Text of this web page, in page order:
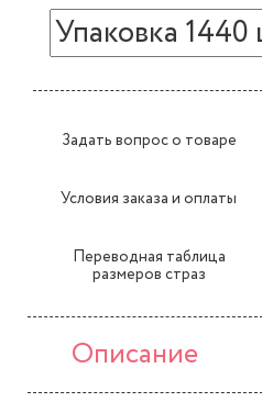
Задать вопрос о товаре
Условия заказа и оплаты
Переводная таблица
размеров страз
Описание